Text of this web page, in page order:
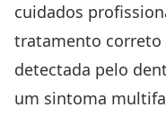
cuidados
tratamento correto
detectada pelo
um sintoma